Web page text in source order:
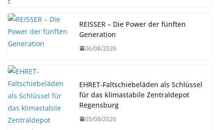
REISSER – Die Power der fünften
Generation
06/08/2026
EHRET-Faltschiebeläden als Schlüssel
für das klimastabile Zentraldepot
Regensburg
05/08/2026